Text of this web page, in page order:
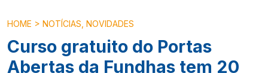
HOME > NOTÍCIAS NOVIDADES
Curso gratuito do Portas
Abertas da Fundhas tem 20